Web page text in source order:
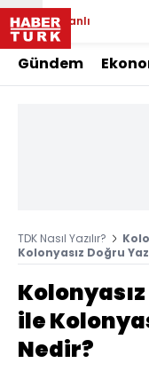
Canlı
Gündem
TDK Nasıl Yazılır?
Kolonyasız Doğru
Kolonyasız
ile
Nedir?